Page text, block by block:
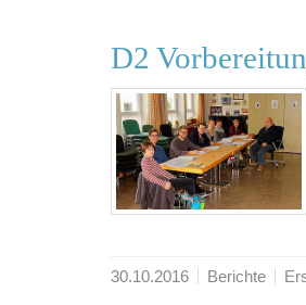
D2
30.10.2016 Berichte